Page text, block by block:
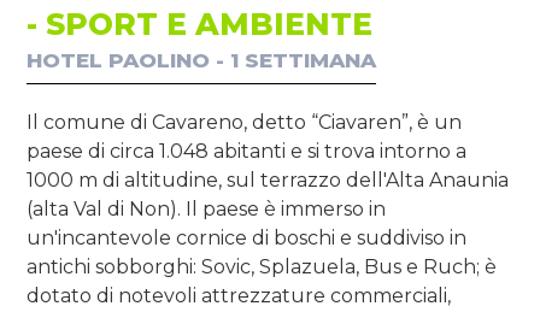
- SPORT E AMBIENTE
HOTEL PAOLINO - 1 SETTIMANA
Il comune di Cavareno, detto “Ciavaren”, è un
paese di circa 1.048 abitanti e si trova intorno a
1000 m di altitudine, sul terrazzo dell'Alta Anaunia
(alta Val di Non). Il paese è immerso in
un'incantevole cornice di boschi e suddiviso in
antichi sobborghi: Sovic, Splazuela, Bus e Ruch; è
dotato di notevoli attrezzature commerciali,